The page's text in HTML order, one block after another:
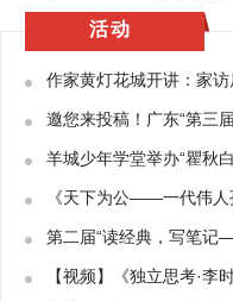
活动
作家黄灯花城开讲：家
邀您来投稿！广东“第三
羊城少年学堂举办“瞿秋
《天下为公——一代伟人
第二届“读经典，写笔记
【视频】《独立思考·